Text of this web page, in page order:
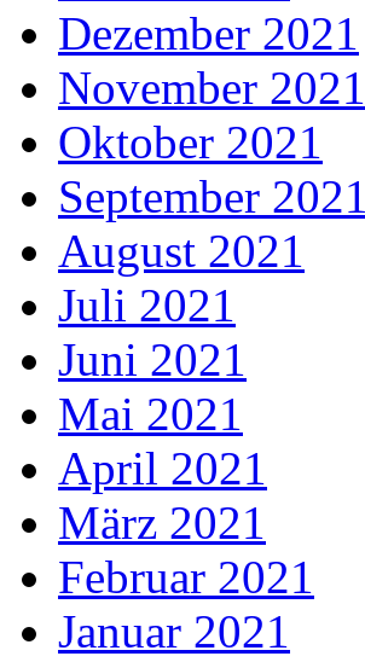
Dezember 2021
November 2021
Oktober 2021
September 2021
August 2021
Juli 2021
Juni 2021
Mai 2021
April 2021
März 2021
Februar 2021
Januar 2021